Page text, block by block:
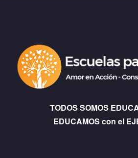
TODOS SOMOS
EDUCAMOS con el